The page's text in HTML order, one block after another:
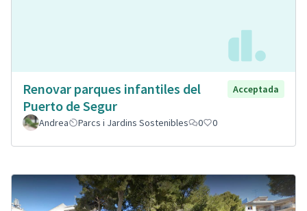
Renovar parques infantiles del
Puerto de Segur
Acceptada
Andrea Parcs i Jardins Sostenibles 0 0